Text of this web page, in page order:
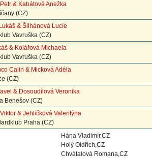
& Kabátová Anežka
(CZ)
& Šilhánová Lucie
Vavruška (CZ)
& Kolářová Michaela
Vavruška (CZ)
Calin & Micková Adéla
(CZ)
& Dosoudilová Veronika
Benešov (CZ)
& Jehličková Valentýna
Praha (CZ)
Hána Vladimír,CZ
Holý Oldřich,CZ
Chvátalová Romana,CZ